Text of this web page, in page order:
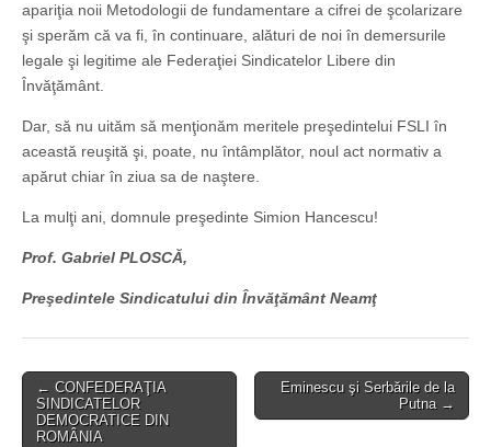
apariţia noii Metodologii de fundamentare a cifrei de şcolarizare
şi sperăm că va fi, în continuare, alături de noi în demersurile
legale şi legitime ale Federaţiei Sindicatelor Libere din
Învăţământ.
Dar, să nu uităm să menţionăm meritele preşedintelui FSLI în
această reuşită şi, poate, nu întâmplător, noul act normativ a
apărut chiar în ziua sa de naştere.
La mulţi ani, domnule preşedinte Simion Hancescu!
Prof. Gabriel PLOSCĂ,
Preşedintele Sindicatului din Învăţământ Neamţ
Post
navigation
← CONFEDERAŢIA
SINDICATELOR
DEMOCRATICE DIN
ROMÂNIA
Eminescu şi Serbările de la
Putna →